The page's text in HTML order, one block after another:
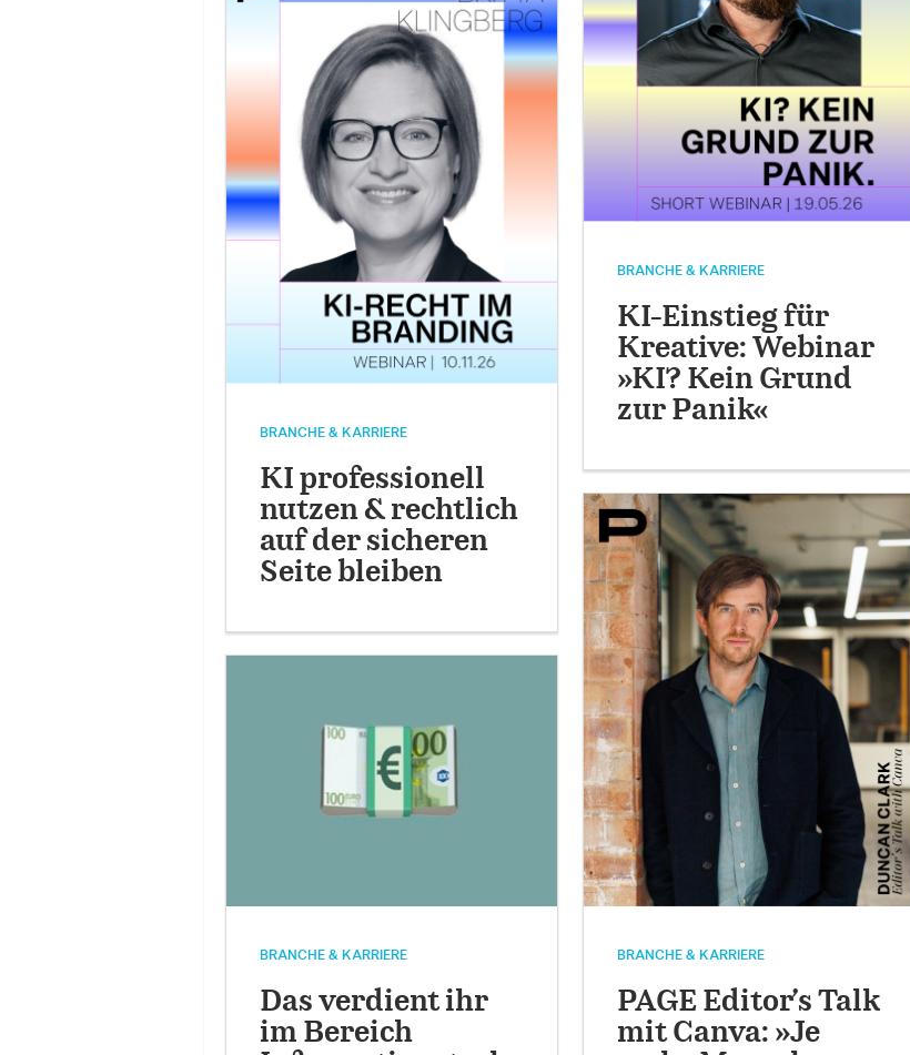
BRANCHE & KARRIERE
KI professionell
nutzen & rechtlich
auf der sicheren
Seite bleiben
BRANCHE & KARRIERE
KI-Einstieg für
Kreative: Webinar
»KI? Kein Grund
zur Panik«
BRANCHE & KARRIERE
Das verdient ihr
im Bereich
BRANCHE & KARRIERE
PAGE Editor’s Talk
mit Canva: »Je